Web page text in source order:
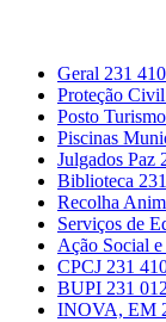
Geral 231
Proteção Civil
Posto Turismo
Piscinas
Julgados Paz
Biblioteca
Recolha
Serviços de
Ação Social e
CPCJ 231
BUPI 231
INOVA, EM